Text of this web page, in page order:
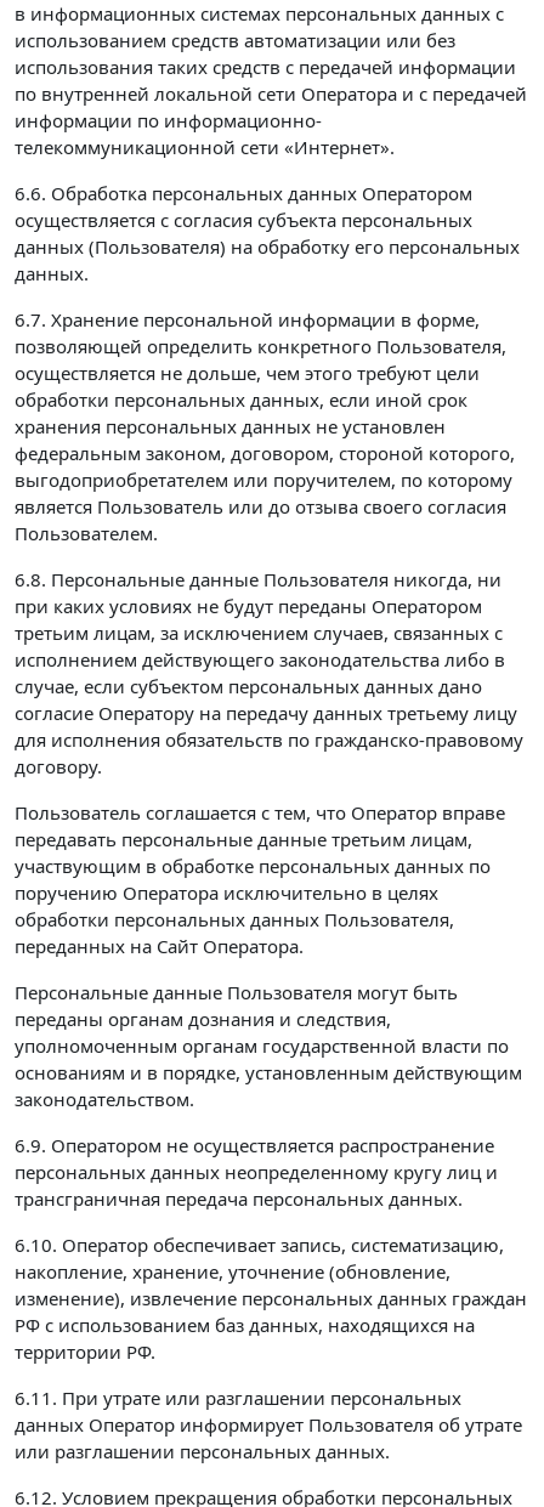
в информационных системах персональных данных с
использованием средств автоматизации или без
использования таких средств с передачей информации
по внутренней локальной сети Оператора и с передачей
информации по информационно-
телекоммуникационной сети «Интернет».
6.6. Обработка персональных данных Оператором
осуществляется с согласия субъекта персональных
данных (Пользователя) на обработку его персональных
данных.
6.7. Хранение персональной информации в форме,
позволяющей определить конкретного Пользователя,
осуществляется не дольше, чем этого требуют цели
обработки персональных данных, если иной срок
хранения персональных данных не установлен
федеральным законом, договором, стороной которого,
выгодоприобретателем или поручителем, по которому
является Пользователь или до отзыва своего согласия
Пользователем.
6.8. Персональные данные Пользователя никогда, ни
при каких условиях не будут переданы Оператором
третьим лицам, за исключением случаев, связанных с
исполнением действующего законодательства либо в
случае, если субъектом персональных данных дано
согласие Оператору на передачу данных третьему лицу
для исполнения обязательств по гражданско-правовому
договору.
Пользователь соглашается с тем, что Оператор вправе
передавать персональные данные третьим лицам,
участвующим в обработке персональных данных по
поручению Оператора исключительно в целях
обработки персональных данных Пользователя,
переданных на Сайт Оператора.
Персональные данные Пользователя могут быть
переданы органам дознания и следствия,
уполномоченным органам государственной власти по
основаниям и в порядке, установленным действующим
законодательством.
6.9. Оператором не осуществляется распространение
персональных данных неопределенному кругу лиц и
трансграничная передача персональных данных.
6.10. Оператор обеспечивает запись, систематизацию,
накопление, хранение, уточнение (обновление,
изменение), извлечение персональных данных граждан
РФ с использованием баз данных, находящихся на
территории РФ.
6.11. При утрате или разглашении персональных
данных Оператор информирует Пользователя об утрате
или разглашении персональных данных.
6.12. Условием прекращения обработки персональных